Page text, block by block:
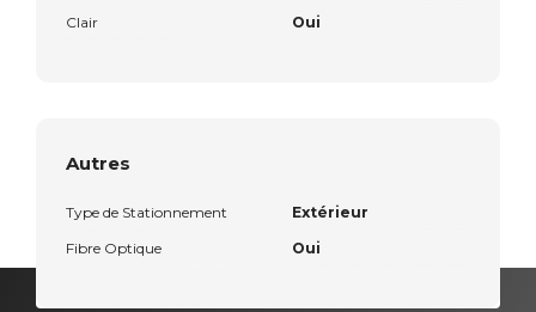
Clair
Oui
Autres
Type de Stationnement
Extérieur
Fibre Optique
Oui